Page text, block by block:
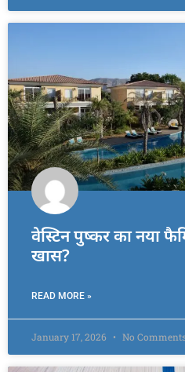
वेस्टिन पुष्कर का नया
खास?
READ MORE »
January 17, 2026 No